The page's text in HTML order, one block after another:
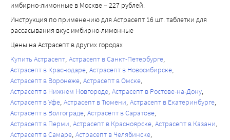
имбирно-лимонные в Москве – 227 рублей.
Инструкция по применению для Астрасепт 16 шт. таблетки для
рассасывания вкус имбирно-лимонные
Цены на Астрасепт в других городах
Купить Астрасепт Астрасепт в Санкт-Петербурге
Астрасепт в Краснодаре Астрасепт в Новосибирске
Астрасепт в Воронеже Астрасепт в Омске
Астрасепт в Нижнем Новгороде Астрасепт в Ростове-на-Дону
Астрасепт в Уфе Астрасепт в Тюмени Астрасепт в Екатеринбурге
Астрасепт в Волгограде Астрасепт в Саратове
Астрасепт в Перми Астрасепт в Красноярске Астрасепт в Казани
Астрасепт в Самаре Астрасепт в Челябинске